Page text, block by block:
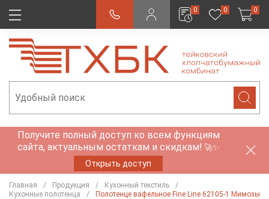
0 0 0
Получите полный доступ ко всем функциям
сайта, актуальным остаткам и скидкам! 🚀✨
Открыть доступ
Главная Продукция
Кухонный текстиль
Кухонные полотенца
Полотенце вафельное Fine Line 62105-1 Мимозы